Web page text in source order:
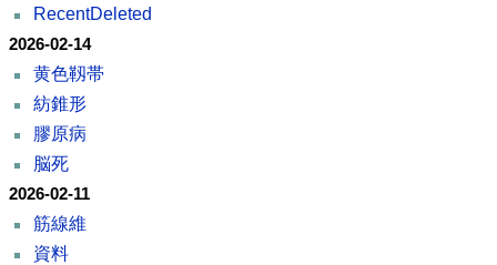
RecentDeleted
2026-02-14
黄色靱帯
紡錐形
膠原病
脳死
2026-02-11
筋線維
資料